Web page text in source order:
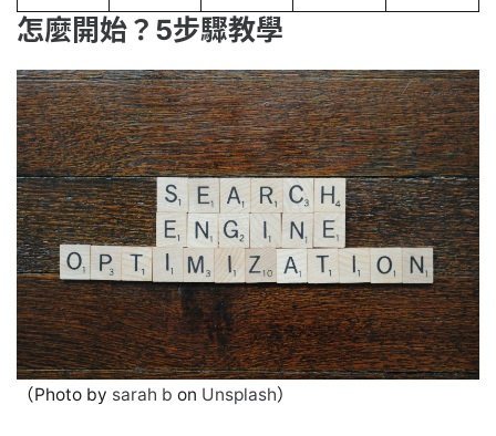
怎麼開始？5步驟教學
（Photo by sarah b on Unsplash）